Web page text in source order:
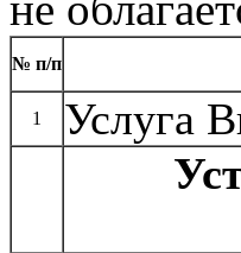
№ п/п
1
Услуга